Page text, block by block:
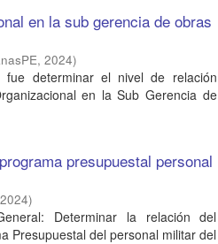
en la sub gerencia de obras
,2024)
fue determinar el nivel de relación
en la Sub Gerencia de
presupuestal personal
2024)
Determinar la relación del
Presupuestal del personal militar del